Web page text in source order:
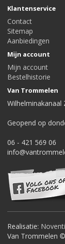
Klantenservice
Contact
Sitemap
Aanbiedingen
Mijn account
Mijn account
Bestelhistorie
Van Trommelen
Wilhelminakanaal
Geopend op
06 - 421 569 06
Realisatie:
Van Trommelen